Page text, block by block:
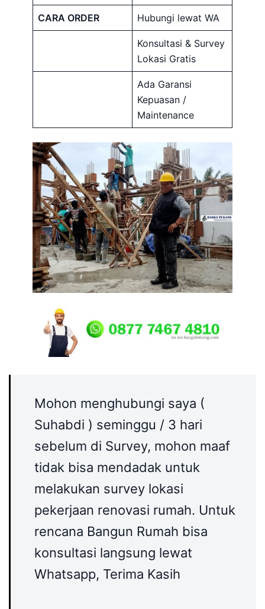
CARA ORDER Hubungi lewat WA
Konsultasi & Survey
Lokasi Gratis
Ada Garansi
Kepuasan /
Maintenance
Mohon menghubungi saya (
Suhabdi ) seminggu / 3 hari
sebelum di Survey, mohon maaf
tidak bisa mendadak untuk
melakukan survey lokasi
pekerjaan renovasi rumah. Untuk
rencana Bangun Rumah bisa
konsultasi langsung lewat
Whatsapp, Terima Kasih